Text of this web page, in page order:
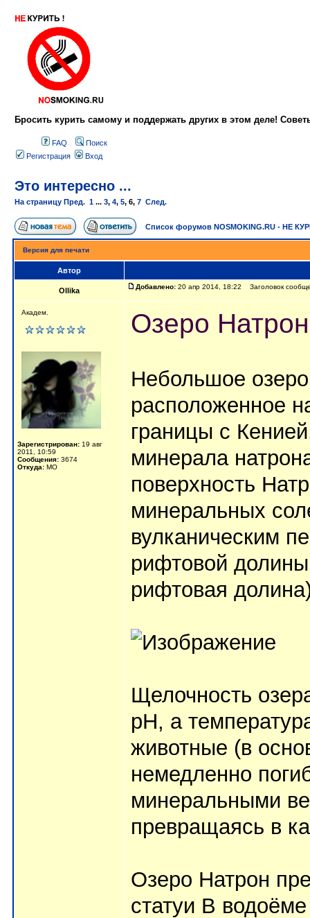
Бросить курить самому и поддержать других в этом деле!
FAQ
Поиск
Регистрация
Вход
Это интересно ...
На страницу Пред. 1 ... 3, 4, 5, 6, 7 След.
Список форумов NOSMOKING.RU - НЕ
Версия для печати
Автор
Ollika Добавлено: 20 апр 2014, 18:22 Заголовок
Академ.
Зарегистрирован: 19 авг
2011, 10:59
Сообщения: 3674
Откуда: МО
Озеро
Небольшое
расположенное
границы с
минерала
поверхность
минеральных
вулканическим
рифтовой
рифтовая
Щелочность
pH, а
животные (в
немедленно
минеральными
превращаясь в
Озеро Натрон
статуи В